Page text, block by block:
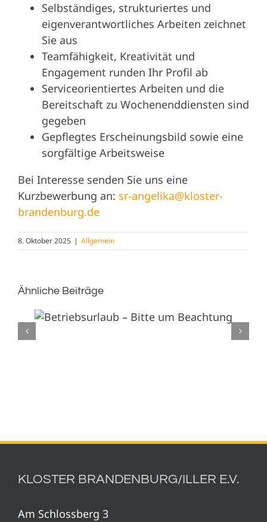
Selbständiges, strukturiertes und
eigenverantwortliches Arbeiten zeichnet
Sie aus
Teamfähigkeit, Kreativität und
Engagement runden Ihr Profil ab
Serviceorientiertes Arbeiten und die
Bereitschaft zu Wochenenddiensten sind
gegeben
Gepflegtes Erscheinungsbild sowie eine
sorgfältige Arbeitsweise
Bei Interesse senden Sie uns eine
Kurzbewerbung an: sr-angelika@kloster-
brandenburg.de
8. Oktober 2025 | Allgemein
Ähnliche Beiträge
Livestream zur Gedenkmesse von Pfr.
KLOSTER BRANDENBURG/ILLER E.V.
Am Schlossberg 3